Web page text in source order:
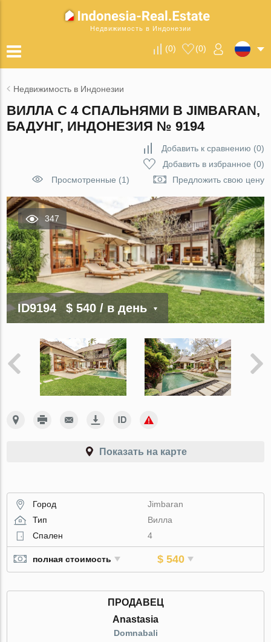
Недвижимость в Индонезии
(0) (0)
Недвижимость в Индонезии
ВИЛЛА С 4 СПАЛЬНЯМИ В JIMBARAN,
БАДУНГ, ИНДОНЕЗИЯ № 9194
Добавить к сравнению (0)
Добавить в избранное (0)
Просмотренные (1)
Предложить свою цену
347
ID9194 $ 540/ в день
Показать на карте
Город
Jimbaran
Тип
Вилла
Спален
4
полная стоимость $ 540
ПРОДАВЕЦ
Anastasia
Domnabali